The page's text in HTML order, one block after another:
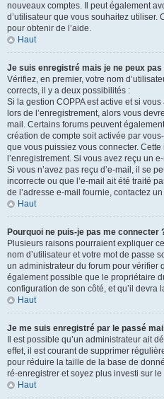
nouveaux comptes. Il peut également
d’utilisateur que vous souhaitez utiliser.
pour obtenir de l’aide.
Haut
Je suis enregistré mais je ne peux
Vérifiez, en premier, votre nom
corrects, il y a deux possibilités :
Si la gestion COPPA est active et si
lors de l’enregistrement, alors vous
mail. Certains forums peuvent
création de compte soit activée par
que vous puissiez vous connecter.
l’enregistrement. Si vous avez reçu un
Si vous n’avez pas reçu d’e-mail, il se
incorrecte ou que l’e-mail ait été traité
de l’adresse e-mail fournie, contactez
Haut
Pourquoi ne puis-je pas me connecter
Plusieurs raisons pourraient expliquer
nom d’utilisateur et votre mot de passe
un administrateur du forum pour vérifier
également possible que le propriétaire
configuration de son côté, et qu’il devra
Haut
Je me suis enregistré par le passé
Il est possible qu’un administrateur ait
effet, il est courant de supprimer
pour réduire la taille de la base de
ré-enregistrer et soyez plus investi sur le
Haut